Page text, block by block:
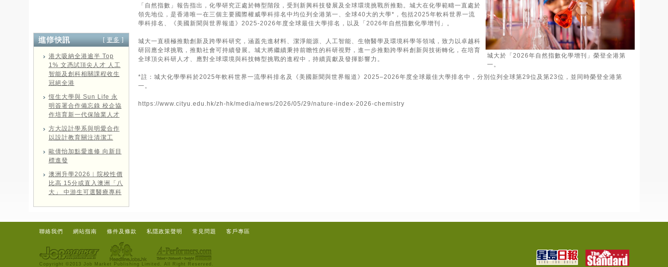
[ 更多 ]
港大吸納全港逾半 Top
1% 文憑試頂尖人才 人工
智能及創科相關課程收生
冠絕全港
恆生大學與 Sun Life 永
明簽署合作備忘錄 校企協
作培育新一代保險業人才
方大設計學系與明愛合作
以設計教育關注清潔工
歐倩怡加點愛進修 向新目
標進發
澳洲升學2026︱院校性價
比高 15分或直入澳洲「八
大」 中游生可選醫療專科
城大於「2026年自然指數化學增刊」榮登全港第
一。
「自然指數」報告指出，化學研究正處於轉型階段，受到新興科技發展及全球環境挑戰所推動。城大在化學範疇一直處於
領先地位，是香港唯一在三個主要國際權威學科排名中均位列全港第一、全球40大的大學*，包括2025年軟科世界一流
學科排名、《美國新聞與世界報道》2025-2026年度全球最佳大學排名，以及「2026年自然指數化學增刊」。
城大一直積極推動創新及跨學科研究，涵蓋先進材料、潔淨能源、人工智能、生物醫學及環境科學等領域，致力以卓越科
研回應全球挑戰，推動社會可持續發展。城大將繼續秉持前瞻性的科研視野，進一步推動跨學科創新與技術轉化，在培育
全球頂尖科研人才、應對全球環境與科技轉型挑戰的進程中，持續貢獻及發揮影響力。
*註：城大化學學科於2025年軟科世界一流學科排名及《美國新聞與世界報道》2025–2026年度全球最佳大學排名中，分別位列全球第29位及第23位，並同時榮登全港第
一。
https://www.cityu.edu.hk/zh-hk/media/news/2026/05/29/nature-index-2026-chemistry
聯絡我們 網站指南 條件及條款 私隱政策聲明 常見問題 客戶專區
Copyright ©2013 Job Market Publishing Limited. All Right Reserved.